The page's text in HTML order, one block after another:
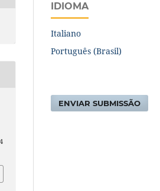
IDIOMA
Italiano
Português (Brasil)
ENVIAR SUBMISSÃO